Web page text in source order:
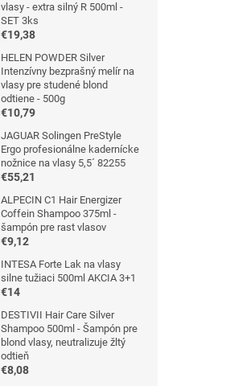
vlasy - extra silný R 500ml -
SET 3ks
€19,38
HELEN POWDER Silver
Intenzívny bezprašný melír na
vlasy pre studené blond
odtiene - 500g
€10,79
JAGUAR Solingen PreStyle
Ergo profesionálne kadernícke
nožnice na vlasy 5,5´ 82255
€55,21
ALPECIN C1 Hair Energizer
Coffein Shampoo 375ml -
šampón pre rast vlasov
€9,12
INTESA Forte Lak na vlasy
silne tužiaci 500ml AKCIA 3+1
€14
DESTIVII Hair Care Silver
Shampoo 500ml - Šampón pre
blond vlasy, neutralizuje žltý
odtieň
€8,08